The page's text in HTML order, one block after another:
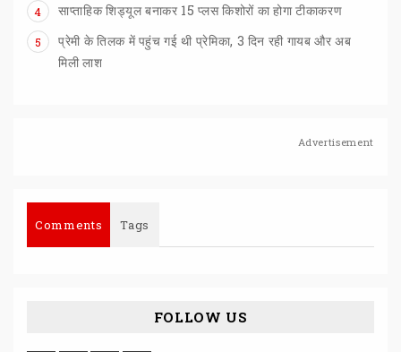
4 साप्ताहिकशिड्यूलबनाकर 15 प्लसकिशोरों काहोगाटीकाकरण
5
प्रेमी के तिलक में पहुंच गई थी प्रेमिका, 3 दिन रही गायब और अब
मिली लाश
Advertisement
Comments Tags
FOLLOW US